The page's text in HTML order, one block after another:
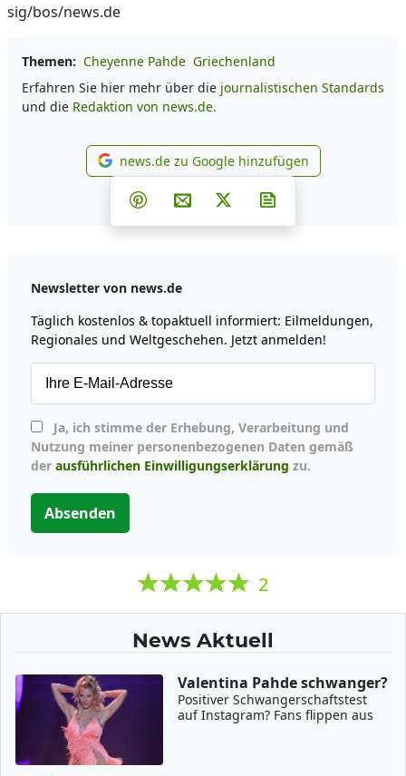
sig/bos/news.de
Themen: Cheyenne Pahde Griechenland
Erfahren Sie hier mehr über die journalistischen Standards
und die Redaktion von news.de.
news.de zu Google
news.de zu Google hinzufügen
Teilen auf Facebook
Teilen auf Whatsapp
Teilen auf Telegram
Teilen auf Pinterest
Per E-Mail teilen
Post auf X
Newsletter von news.de
Täglich kostenlos & topaktuell informiert: Eilmeldungen,
Regionales und Weltgeschehen. Jetzt anmelden!
Nutzung meiner personenbezogenen Daten gemäß
der ausführlichen Einwilligungserklärung zu.
Absenden
2
News Aktuell
Valentina Pahde schwanger?
Positiver Schwangerschaftstest
auf Instagram? Fans flippen aus